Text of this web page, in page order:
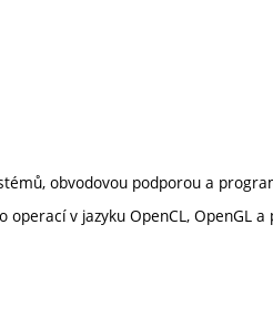
obvodovou podporou a
v jazyku OpenCL, OpenGL a